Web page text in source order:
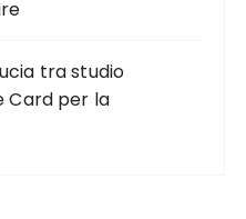
tra studio
Card per la